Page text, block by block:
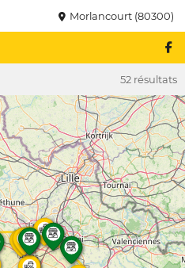
Morlancourt (80300)
52 résultats